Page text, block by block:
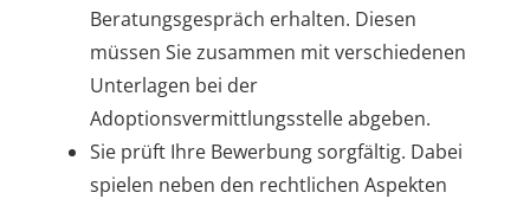
Beratungsgespräch erhalten. Diesen
müssen Sie zusammen mit verschiedenen
Unterlagen bei der
Adoptionsvermittlungsstelle abgeben.
Sie prüft Ihre Bewerbung sorgfältig. Dabei
spielen neben den rechtlichen Aspekten